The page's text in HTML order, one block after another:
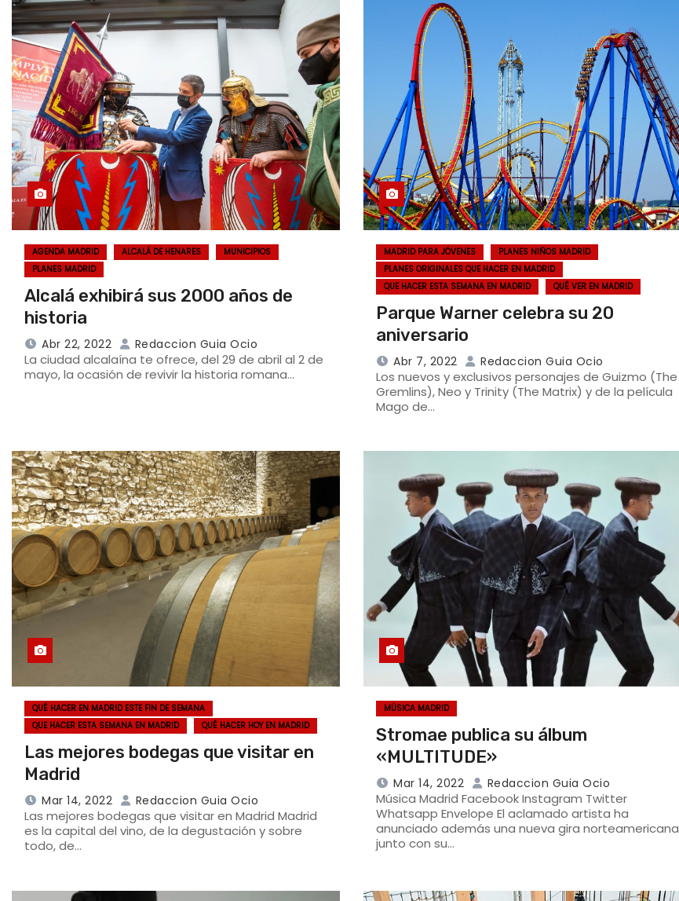
AGENDA MADRID ALCALÁ DE HENARES
MUNICIPIOS
PLANES MADRID
Alcalá exhibirá sus 2000 años de
historia
Abr 22, 2022 Redaccion Guia Ocio
La ciudad alcalaína te ofrece, del 29 de abril al 2 de
mayo, la ocasión de revivir la historia romana…
MADRID PARA JÓVENES
PLANES NIÑOS MADRID
PLANES ORIGINALES QUE HACER EN MADRID
QUE HACER ESTA SEMANA EN MADRID
QUÉ VER EN MADRID
Parque Warner celebra su 20
aniversario
Abr 7, 2022 Redaccion Guia Ocio
Los nuevos y exclusivos personajes de Guizmo (The
Gremlins), Neo y Trinity (The Matrix) y de la película
Mago de…
QUÉ HACER EN MADRID ESTE FIN DE SEMANA
QUE HACER ESTA SEMANA EN MADRID
QUÉ HACER HOY EN MADRID
Las mejores bodegas que visitar en
Madrid
Mar 14, 2022 Redaccion Guia Ocio
Las mejores bodegas que visitar en Madrid Madrid
es la capital del vino, de la degustación y sobre
todo, de…
MÚSICA MADRID
Stromae publica su álbum
«MULTITUDE»
Mar 14, 2022 Redaccion Guia Ocio
Música Madrid Facebook Instagram Twitter
Whatsapp Envelope El aclamado artista ha
anunciado además una nueva gira norteamericana
junto con su…